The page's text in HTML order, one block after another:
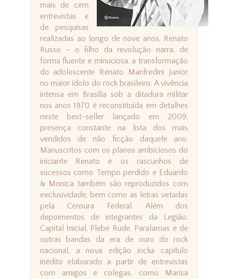
mais de cem
entrevistas e
de pesquisas
realizadas ao longo de nove anos, Renato
Russo – o filho da revolução narra, de
forma fluente e minuciosa, a transformação
do adolescente Renato Manfredini Junior
no maior ídolo do rock brasileiro. A vivência
intensa em Brasília sob a ditadura militar
nos anos 1970 é reconstituída em detalhes
neste best-seller lançado em 2009,
presença constante na lista dos mais
vendidos de não ficção daquele ano.
Manuscritos com os planos ambiciosos do
iniciante Renato e os rascunhos de
sucessos como Tempo perdido e Eduardo
& Monica também são reproduzidos com
exclusividade, bem como as letras vetadas
pela Censura Federal. Além dos
depoimentos de integrantes da Legião,
Capital Inicial, Plebe Rude, Paralamas e de
outras bandas da era de ouro do rock
nacional, a nova edição inclui capítulo
inédito elaborado a partir de entrevistas
com amigos e colegas, como Marisa